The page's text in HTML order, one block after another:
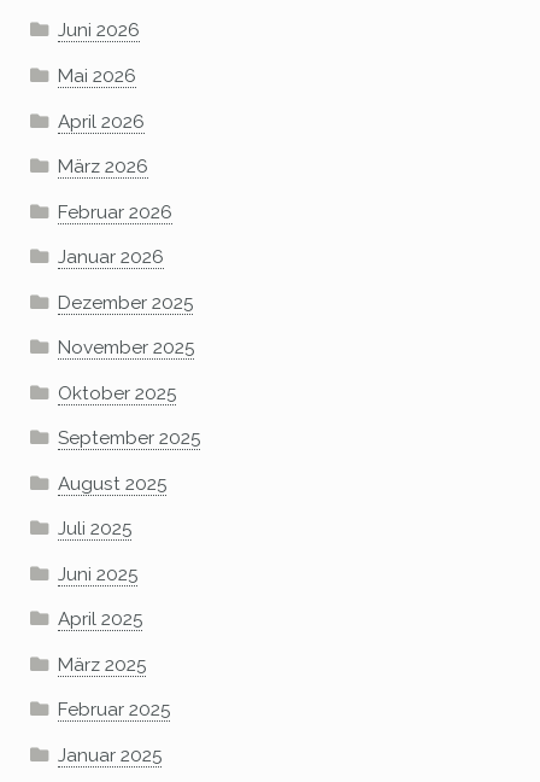
Juni 2026
Mai 2026
April 2026
März 2026
Februar 2026
Januar 2026
Dezember 2025
November 2025
Oktober 2025
September 2025
August 2025
Juli 2025
Juni 2025
April 2025
März 2025
Februar 2025
Januar 2025